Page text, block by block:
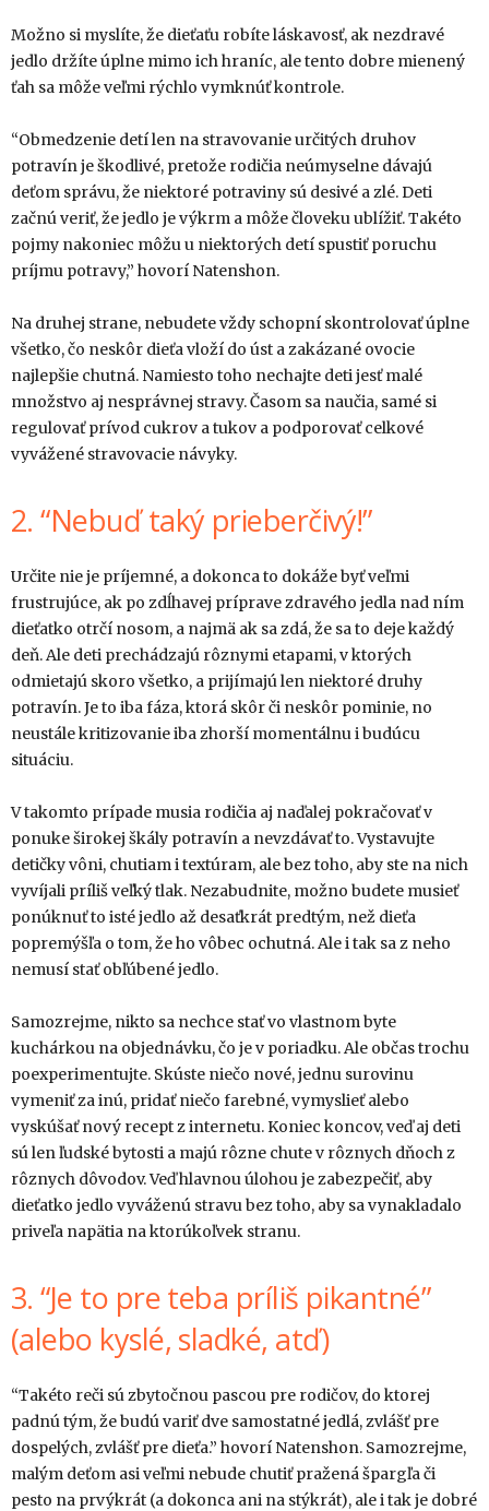
Možno si myslíte, že dieťaťu robíte láskavosť, ak nezdravé
jedlo držíte úplne mimo ich hraníc, ale tento dobre mienený
ťah sa môže veľmi rýchlo vymknúť kontrole.
“Obmedzenie detí len na stravovanie určitých druhov
potravín je škodlivé, pretože rodičia neúmyselne dávajú
deťom správu, že niektoré potraviny sú desivé a zlé. Deti
začnú veriť, že jedlo je výkrm a môže človeku ublížiť. Takéto
pojmy nakoniec môžu u niektorých detí spustiť poruchu
príjmu potravy,” hovorí Natenshon.
Na druhej strane, nebudete vždy schopní skontrolovať úplne
všetko, čo neskôr dieťa vloží do úst a zakázané ovocie
najlepšie chutná. Namiesto toho nechajte deti jesť malé
množstvo aj nesprávnej stravy. Časom sa naučia, samé si
regulovať prívod cukrov a tukov a podporovať celkové
vyvážené stravovacie návyky.
2. “Nebuď taký prieberčivý!”
Určite nie je príjemné, a dokonca to dokáže byť veľmi
frustrujúce, ak po zdĺhavej príprave zdravého jedla nad ním
dieťatko otrčí nosom, a najmä ak sa zdá, že sa to deje každý
deň. Ale deti prechádzajú rôznymi etapami, v ktorých
odmietajú skoro všetko, a prijímajú len niektoré druhy
potravín. Je to iba fáza, ktorá skôr či neskôr pominie, no
neustále kritizovanie iba zhorší momentálnu i budúcu
situáciu.
V takomto prípade musia rodičia aj naďalej pokračovať v
ponuke širokej škály potravín a nevzdávať to. Vystavujte
detičky vôni, chutiam i textúram, ale bez toho, aby ste na nich
vyvíjali príliš veľký tlak. Nezabudnite, možno budete musieť
ponúknuť to isté jedlo až desaťkrát predtým, než dieťa
popremýšľa o tom, že ho vôbec ochutná. Ale i tak sa z neho
nemusí stať obľúbené jedlo.
Samozrejme, nikto sa nechce stať vo vlastnom byte
kuchárkou na objednávku, čo je v poriadku. Ale občas trochu
poexperimentujte. Skúste niečo nové, jednu surovinu
vymeniť za inú, pridať niečo farebné, vymyslieť alebo
vyskúšať nový recept z internetu. Koniec koncov, veď aj deti
sú len ľudské bytosti a majú rôzne chute v rôznych dňoch z
rôznych dôvodov. Veď hlavnou úlohou je zabezpečiť, aby
dieťatko jedlo vyváženú stravu bez toho, aby sa vynakladalo
priveľa napätia na ktorúkoľvek stranu.
3. “Je to pre teba príliš pikantné”
(alebo kyslé, sladké, atď)
“Takéto reči sú zbytočnou pascou pre rodičov, do ktorej
padnú tým, že budú variť dve samostatné jedlá, zvlášť pre
dospelých, zvlášť pre dieťa.” hovorí Natenshon. Samozrejme,
malým deťom asi veľmi nebude chutiť pražená špargľa či
pesto na prvýkrát (a dokonca ani na stýkrát), ale i tak je dobré